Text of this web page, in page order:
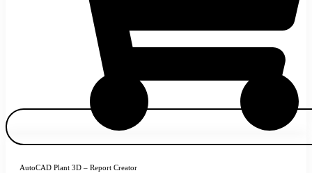
AutoCAD Plant 3D – Report Creator